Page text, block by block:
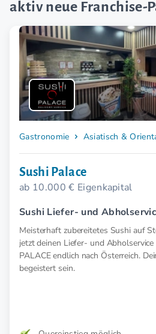
aktiv neue Franchise-
Gastronomie Asiatisch &
Sushi Palace
ab 10.000 € Eigenkapital
Sushi Liefer- und
Meisterhaft zubereitetes Sushi auf
jetzt deinen Liefer- und
PALACE endlich nach Österreich.
begeistert sein.